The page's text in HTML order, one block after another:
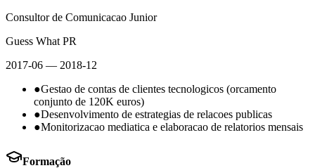
Consultor de Comunicacao Junior
Guess What PR
2017-06 — 2018-12
●Gestao de contas de clientes tecnologicos (orcamento
conjunto de 120K euros)
●Desenvolvimento de estrategias de relacoes publicas
●Monitorizacao mediatica e elaboracao de relatorios mensais
Formação